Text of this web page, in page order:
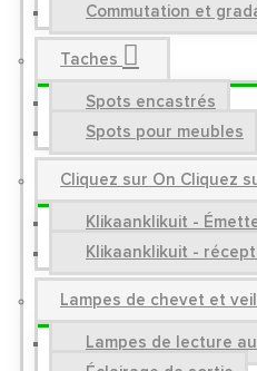
Commutation et
Taches
Spots encastrés
Spots pour meubles
Cliquez sur On Cliquez
Klikaanklikuit -
Klikaanklikuit -
Lampes de chevet et
Lampes de lecture